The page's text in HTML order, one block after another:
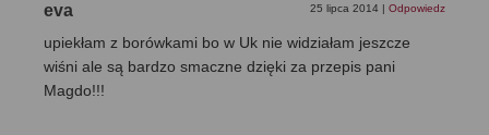
eva 25 lipca 2014 | Odpowiedz
upiekłam z borówkami bo w Uk nie widziałam jeszcze
wiśni ale są bardzo smaczne dzięki za przepis pani
Magdo!!!